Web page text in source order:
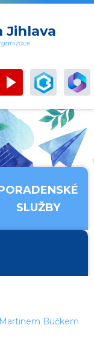
Jihlava
SLUŽBY
Bučkem